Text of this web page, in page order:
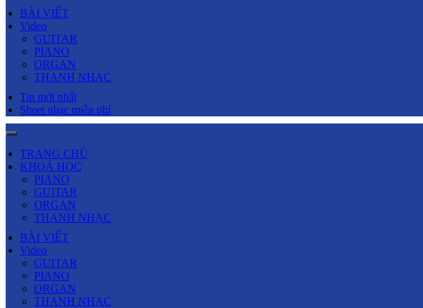
BÀI VIẾT
Video
GUITAR
PIANO
ORGAN
THANH NHẠC
Tin mới nhất
Sheet nhạc miễn phí
TRANG CHỦ
KHOÁ HỌC
PIANO
GUITAR
ORGAN
THANH NHẠC
BÀI VIẾT
Video
GUITAR
PIANO
ORGAN
THANH NHẠC